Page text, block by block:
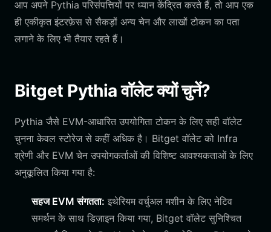
आप अपने Pythia परिसंपत्तियों पर ध्यान केंद्रित करते हैं, तो आप एक
ही एकीकृत इंटरफ़ेस से सैकड़ों अन्य चेन और लाखों टोकन का पता
लगाने के लिए भी तैयार रहते हैं।
Bitget Pythia वॉलेट क्यों चुनें?
Pythia जैसे EVM-आधारित उपयोगिता टोकन के लिए सही वॉलेट
चुनना केवल स्टोरेज से कहीं अधिक है। Bitget वॉलेट को Infra
श्रेणी और EVM चेन उपयोगकर्ताओं की विशिष्ट आवश्यकताओं के लिए
अनुकूलित किया गया है:
सहज EVM संगतता: इथेरियम वर्चुअल मशीन के लिए नेटिव
समर्थन के साथ डिज़ाइन किया गया, Bitget वॉलेट सुनिश्चित